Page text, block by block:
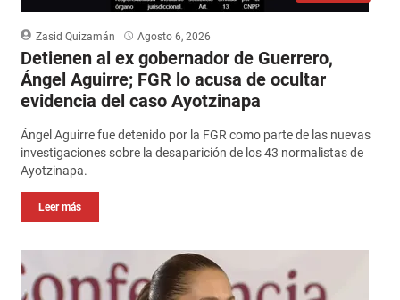
Zasid Quizamán Agosto 6, 2026
Detienen al ex gobernador de Guerrero,
Ángel Aguirre; FGR lo acusa de ocultar
evidencia del caso Ayotzinapa
Ángel Aguirre fue detenido por la FGR como parte de las nuevas
investigaciones sobre la desaparición de los 43 normalistas de
Ayotzinapa.
Leer más